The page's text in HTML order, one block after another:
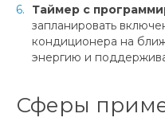
Таймер с
запланировать
кондиционера на
энергию и
Сферы